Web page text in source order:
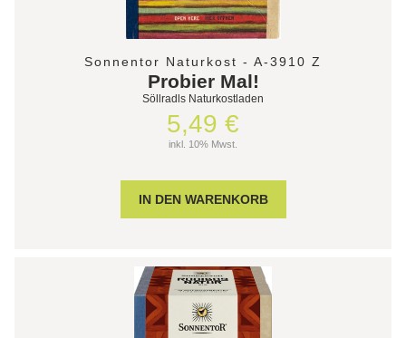
Sonnentor Naturkost - A-3910 Z
Probier Mal!
Söllradls Naturkostladen
5,49 €
inkl. 10% Mwst.